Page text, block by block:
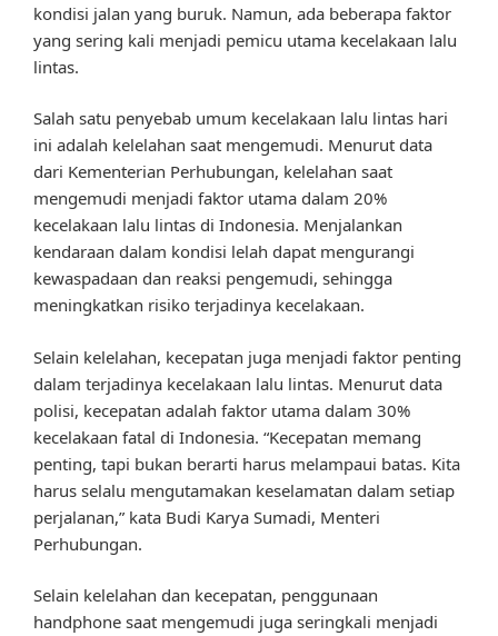
kondisi jalan yang buruk. Namun, ada beberapa faktor
yang sering kali menjadi pemicu utama kecelakaan lalu
lintas.
Salah satu penyebab umum kecelakaan lalu lintas hari
ini adalah kelelahan saat mengemudi. Menurut data
dari Kementerian Perhubungan, kelelahan saat
mengemudi menjadi faktor utama dalam 20%
kecelakaan lalu lintas di Indonesia. Menjalankan
kendaraan dalam kondisi lelah dapat mengurangi
kewaspadaan dan reaksi pengemudi, sehingga
meningkatkan risiko terjadinya kecelakaan.
Selain kelelahan, kecepatan juga menjadi faktor penting
dalam terjadinya kecelakaan lalu lintas. Menurut data
polisi, kecepatan adalah faktor utama dalam 30%
kecelakaan fatal di Indonesia. “Kecepatan memang
penting, tapi bukan berarti harus melampaui batas. Kita
harus selalu mengutamakan keselamatan dalam setiap
perjalanan,” kata Budi Karya Sumadi, Menteri
Perhubungan.
Selain kelelahan dan kecepatan, penggunaan
handphone saat mengemudi juga seringkali menjadi